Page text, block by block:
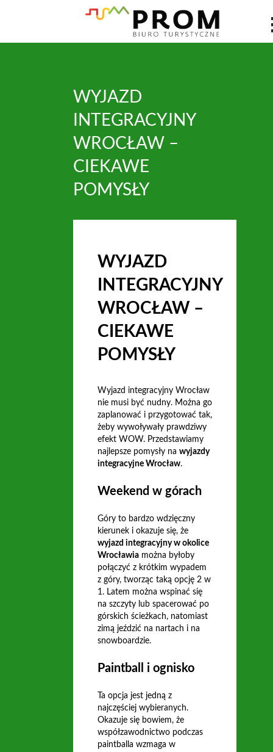
WYJAZD
INTEGRACYJNY
WROCŁAW –
CIEKAWE
POMYSŁY
WYJAZD
INTEGRACYJNY
WROCŁAW –
CIEKAWE
POMYSŁY
Wyjazd integracyjny Wrocław
nie musi być nudny. Można go
zaplanować i przygotować tak,
żeby wywoływały prawdziwy
efekt WOW. Przedstawiamy
najlepsze pomysły na wyjazdy
integracyjne Wrocław.
Weekend w górach
Góry to bardzo wdzięczny
kierunek i okazuje się, że
wyjazd integracyjny w okolice
Wrocławia można byłoby
połączyć z krótkim wypadem
z góry, tworząc taką opcję 2 w
1. Latem można wspinać się
na szczyty lub spacerować po
górskich ścieżkach, natomiast
zimą jeździć na nartach i na
snowboardzie.
Paintball i ognisko
Ta opcja jest jedną z
najczęściej wybieranych.
Okazuje się bowiem, że
współzawodnictwo podczas
paintballa wzmaga w